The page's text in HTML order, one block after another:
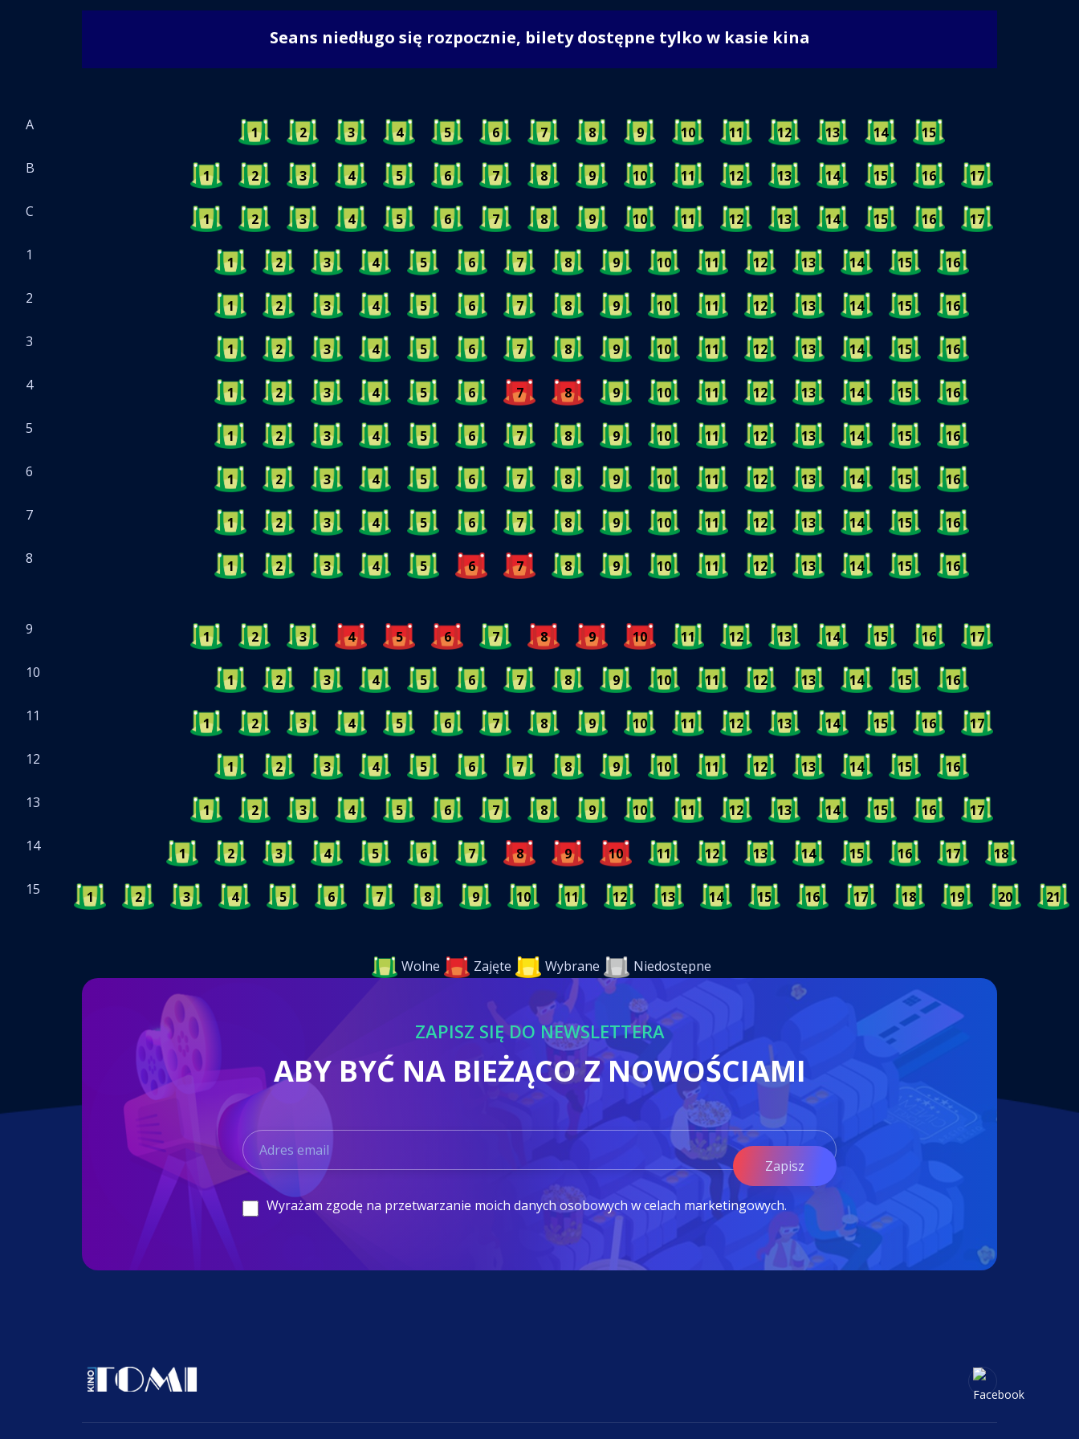
Seans niedługo się rozpocznie, bilety dostępne tylko w kasie kina
A 1 2 3 4 5 6 7 8 9 10 11 12 13 14
15
B
1 2 3 4 5 6 7 8 9 10 11 12 13 14 15 16
17
C
1 2 3 4 5 6 7 8 9 10 11 12 13 14 15 16
17
1
1 2 3 4 5 6 7 8 9 10 11 12 13 14 15
16
2
1 2 3 4 5 6 7 8 9 10 11 12 13 14 15
16
3
1 2 3 4 5 6 7 8 9 10 11 12 13 14 15
16
4
1 2 3 4 5 6 7 8 9 10 11 12 13 14 15
16
5
1 2 3 4 5 6 7 8 9 10 11 12 13 14 15
16
6
1 2 3 4 5 6 7 8 9 10 11 12 13 14 15
16
7
1 2 3 4 5 6 7 8 9 10 11 12 13 14 15
16
8
1 2 3 4 5 6 7 8 9 10 11 12 13 14 15 16
9 1 2 3 4 5 6 7 8 9 10 11 12 13 14 15 16
17
10
1 2 3 4 5 6 7 8 9 10 11 12 13 14 15
16
11
1 2 3 4 5 6 7 8 9 10 11 12 13 14 15 16
17
12
1 2 3 4 5 6 7 8 9 10 11 12 13 14 15
16
13
1 2 3 4 5 6 7 8 9 10 11 12 13 14 15 16
17
14
1 2 3 4 5 6 7 8 9 10 11 12 13 14 15 16 17
18
15
1 2 3 4 5 6 7 8 9 10 11 12 13 14 15 16 17 18 19 20 21
Wolne Zajęte Wybrane Niedostępne
ZAPISZ SIĘ DO NEWSLETTERA
ABY BYĆ NA BIEŻĄCO Z NOWOŚCIAMI
Zapisz
Wyrażam zgodę na przetwarzanie moich danych osobowych w celach marketingowych.